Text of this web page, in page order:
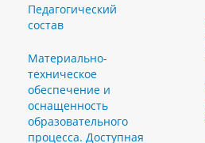
Педагогический
состав
Материально-
техническое
обеспечение и
оснащенность
образовательного
процесса. Доступная